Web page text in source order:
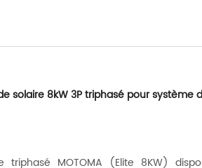
solaire 8kW 3P triphasé pour système
triphasé MOTOMA (Elite 8KW)